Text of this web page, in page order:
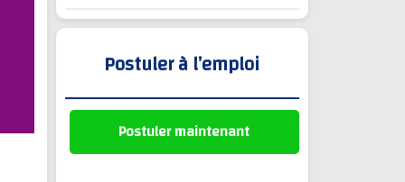
Postuler à l’emploi
Postuler maintenant